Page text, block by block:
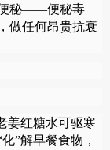
便秘——便秘毒
做任何昂贵抗衰
姜红糖水可驱寒
”解早餐食物，